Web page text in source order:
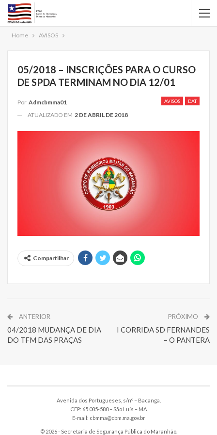
Home AVISOS
05/2018 – INSCRIÇÕES PARA O CURSO
DE SPDA TERMINAM NO DIA 12/01
AVISOS DAT
Por Admcbmma01
ATUALIZADO EM 2 DE ABRIL DE 2018
Compartilhar
ANTERIOR
04/2018 MUDANÇA DE DIA
DO TFM DAS PRAÇAS
PRÓXIMO
I CORRIDA SD FERNANDES
– O PANTERA
Avenida dos Portugueses, s/nº – Bacanga.
CEP: 65.085-580 – São Luís – MA
E-mail: cbmma@cbm.ma.gov.br
© 2026 - Secretaria de Segurança Pública do Maranhão.